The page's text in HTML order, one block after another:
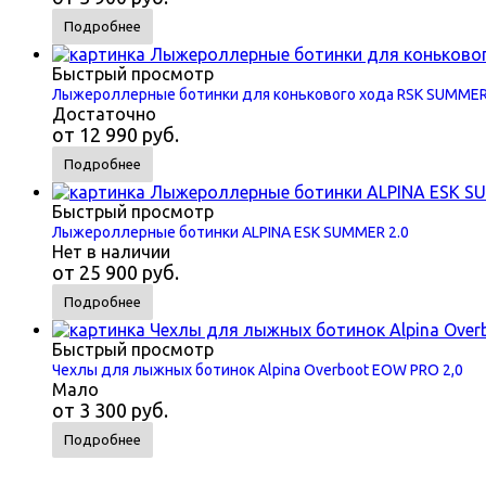
Подробнее
Быстрый просмотр
Лыжероллерные ботинки для конькового хода RSK
Достаточно
от 12 990 руб.
Подробнее
Быстрый просмотр
Лыжероллерные ботинки ALPINA ESK SUMMER 2.0
Нет в наличии
от 25 900 руб.
Подробнее
Быстрый просмотр
Чехлы для лыжных ботинок Alpina Overboot EOW PRO 2,0
Мало
от 3 300 руб.
Подробнее